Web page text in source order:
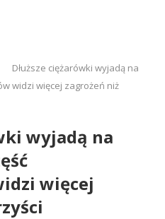
Dłuższe ciężarówki wyjadą na
widzi więcej zagrożeń niż
wyjadą na
więcej